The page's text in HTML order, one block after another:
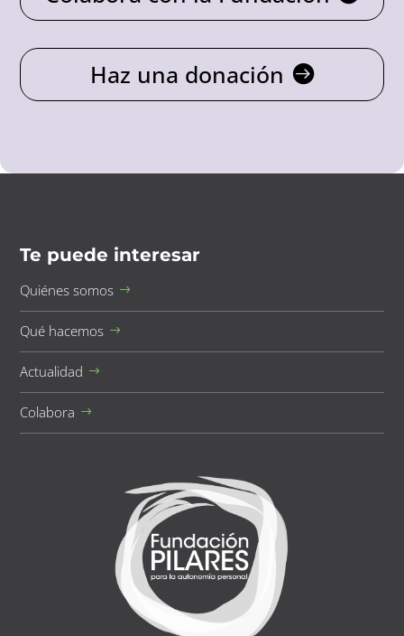
Haz una donación
Te puede interesar
Quiénes somos
Qué hacemos
Actualidad
Colabora